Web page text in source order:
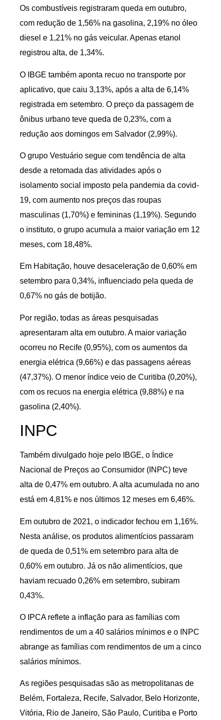
Os combustíveis registraram queda em outubro,
com redução de 1,56% na gasolina, 2,19% no óleo
diesel e 1,21% no gás veicular. Apenas etanol
registrou alta, de 1,34%.
O IBGE também aponta recuo no transporte por
aplicativo, que caiu 3,13%, após a alta de 6,14%
registrada em setembro. O preço da passagem de
ônibus urbano teve queda de 0,23%, com a
redução aos domingos em Salvador (2,99%).
O grupo Vestuário segue com tendência de alta
desde a retomada das atividades após o
isolamento social imposto pela pandemia da covid-
19, com aumento nos preços das roupas
masculinas (1,70%) e femininas (1,19%). Segundo
o instituto, o grupo acumula a maior variação em 12
meses, com 18,48%.
Em Habitação, houve desaceleração de 0,60% em
setembro para 0,34%, influenciado pela queda de
0,67% no gás de botijão.
Por região, todas as áreas pesquisadas
apresentaram alta em outubro. A maior variação
ocorreu no Recife (0,95%), com os aumentos da
energia elétrica (9,66%) e das passagens aéreas
(47,37%). O menor índice veio de Curitiba (0,20%),
com os recuos na energia elétrica (9,88%) e na
gasolina (2,40%).
INPC
Também divulgado hoje pelo IBGE, o Índice
Nacional de Preços ao Consumidor (INPC) teve
alta de 0,47% em outubro. A alta acumulada no ano
está em 4,81% e nos últimos 12 meses em 6,46%.
Em outubro de 2021, o indicador fechou em 1,16%.
Nesta análise, os produtos alimentícios passaram
de queda de 0,51% em setembro para alta de
0,60% em outubro. Já os não alimentícios, que
haviam recuado 0,26% em setembro, subiram
0,43%.
O IPCA reflete a inflação para as famílias com
rendimentos de um a 40 salários mínimos e o INPC
abrange as famílias com rendimentos de um a cinco
salários mínimos.
As regiões pesquisadas são as metropolitanas de
Belém, Fortaleza, Recife, Salvador, Belo Horizonte,
Vitória, Rio de Janeiro, São Paulo, Curitiba e Porto